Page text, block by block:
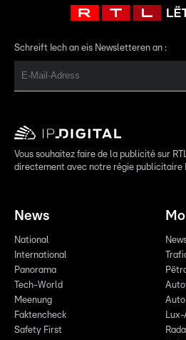
Schreift Iech an eis Newsletteren an :
Vous souhaitez faire de la publicité sur
directement avec notre régie publicitaire
News
National
International
Panorama
Tech-World
Meenung
Faktencheck
Safety First